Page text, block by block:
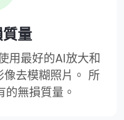
量
用最好的AI放大和
去模糊照片。 所
無損質量。